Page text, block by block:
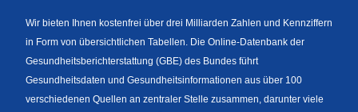
Fußzeile
Wir bieten Ihnen kostenfrei über drei Milliarden Zahlen und Kennziffern
in Form von übersichtlichen Tabellen. Die Online-Datenbank der
Gesundheitsberichterstattung (GBE) des Bundes führt
Gesundheitsdaten und Gesundheitsinformationen aus über 100
verschiedenen Quellen an zentraler Stelle zusammen, darunter viele